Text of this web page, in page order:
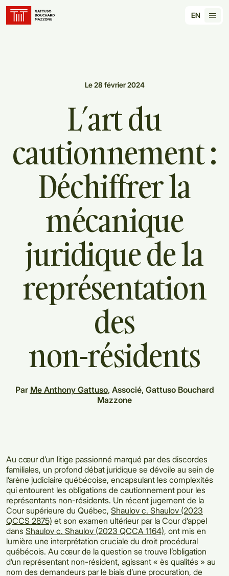
EN
Le 28 février 2024
L’artdu
cautionnement:
Déchiffrerla
mécanique
juridiquedela
représentation
des
non-résidents
Par Me Anthony Gattuso, Associé, Gattuso Bouchard
Mazzone
Au cœur d’un litige passionné marqué par des discordes
familiales, un profond débat juridique se dévoile au sein de
l’arène judiciaire québécoise, encapsulant les complexités
qui entourent les obligations de cautionnement pour les
représentants non-résidents. Un récent jugement de la
Cour supérieure du Québec, Shaulov c. Shaulov (2023
QCCS 2875) et son examen ultérieur par la Cour d’appel
dans Shaulov c. Shaulov (2023 QCCA 1164), ont mis en
lumière une interprétation cruciale du droit procédural
québécois. Au cœur de la question se trouve l’obligation
d’un représentant non-résident, agissant « ès qualités » au
nom des demandeurs par le biais d’une procuration, de